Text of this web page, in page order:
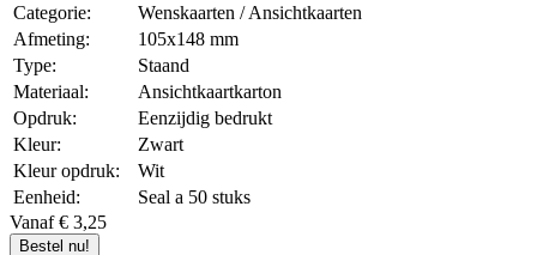
Categorie:
Wenskaarten / Ansichtkaarten
Afmeting:
105x148 mm
Type:
Staand
Materiaal:
Ansichtkaartkarton
Opdruk:
Eenzijdig bedrukt
Kleur:
Zwart
Kleur opdruk:
Wit
Eenheid:
Seal a 50 stuks
Vanaf € 3,25
Bestel nu!